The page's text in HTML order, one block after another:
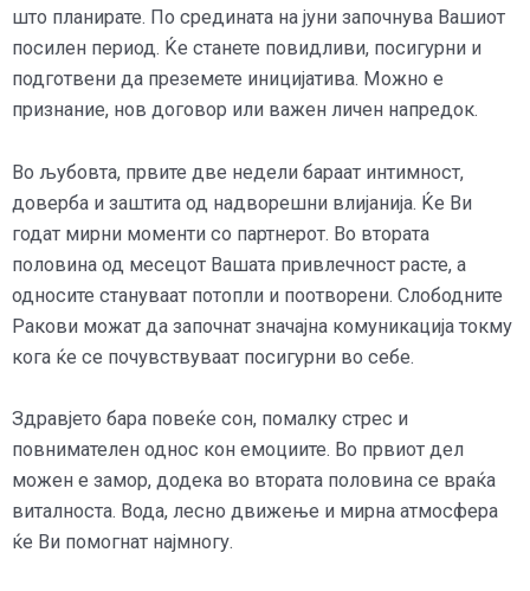
што планирате. По средината на јуни започнува Вашиот
посилен период. Ќе станете повидливи, посигурни и
подготвени да преземете иницијатива. Можно е
признание, нов договор или важен личен напредок.
Во љубовта, првите две недели бараат интимност,
доверба и заштита од надворешни влијанија. Ќе Ви
годат мирни моменти со партнерот. Во втората
половина од месецот Вашата привлечност расте, а
односите стануваат потопли и поотворени. Слободните
Ракови можат да започнат значајна комуникација токму
кога ќе се почувствуваат посигурни во себе.
Здравјето бара повеќе сон, помалку стрес и
повнимателен однос кон емоциите. Во првиот дел
можен е замор, додека во втората половина се враќа
виталноста. Вода, лесно движење и мирна атмосфера
ќе Ви помогнат најмногу.